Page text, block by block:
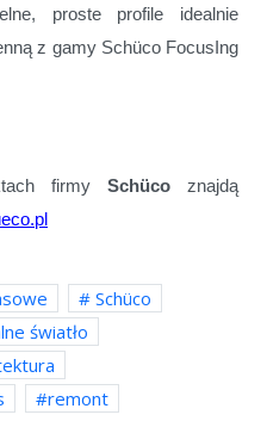
proste profile idealnie
z gamy Schüco FocusIng
firmySchücoznajdą
Schüco
światło
remont